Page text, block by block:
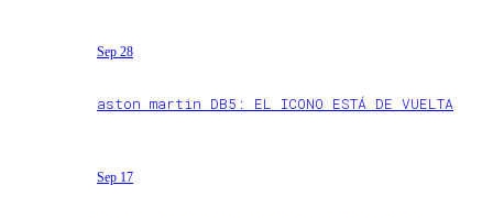
Sep 28
aston martin DB5: EL ICONO ESTÁ DE VUELTA
Sep 17